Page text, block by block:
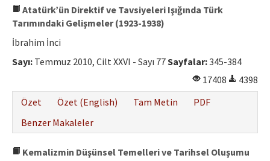
Yayın İlkeleri
Yazar Rehberi
İletişim
Atatürk’ün Direktif ve Tavsiyeleri Işığında Türk
Tarımındaki Gelişmeler (1923-1938)
İbrahim İnci
Sayı: Temmuz 2010, Cilt XXVI - Sayı 77Sayfalar:345-384
17408
4398
Özet
Özet (English) Tam Metin
PDF
Benzer Makaleler
Kemalizmin Düşünsel Temelleri ve Tarihsel Oluşumu